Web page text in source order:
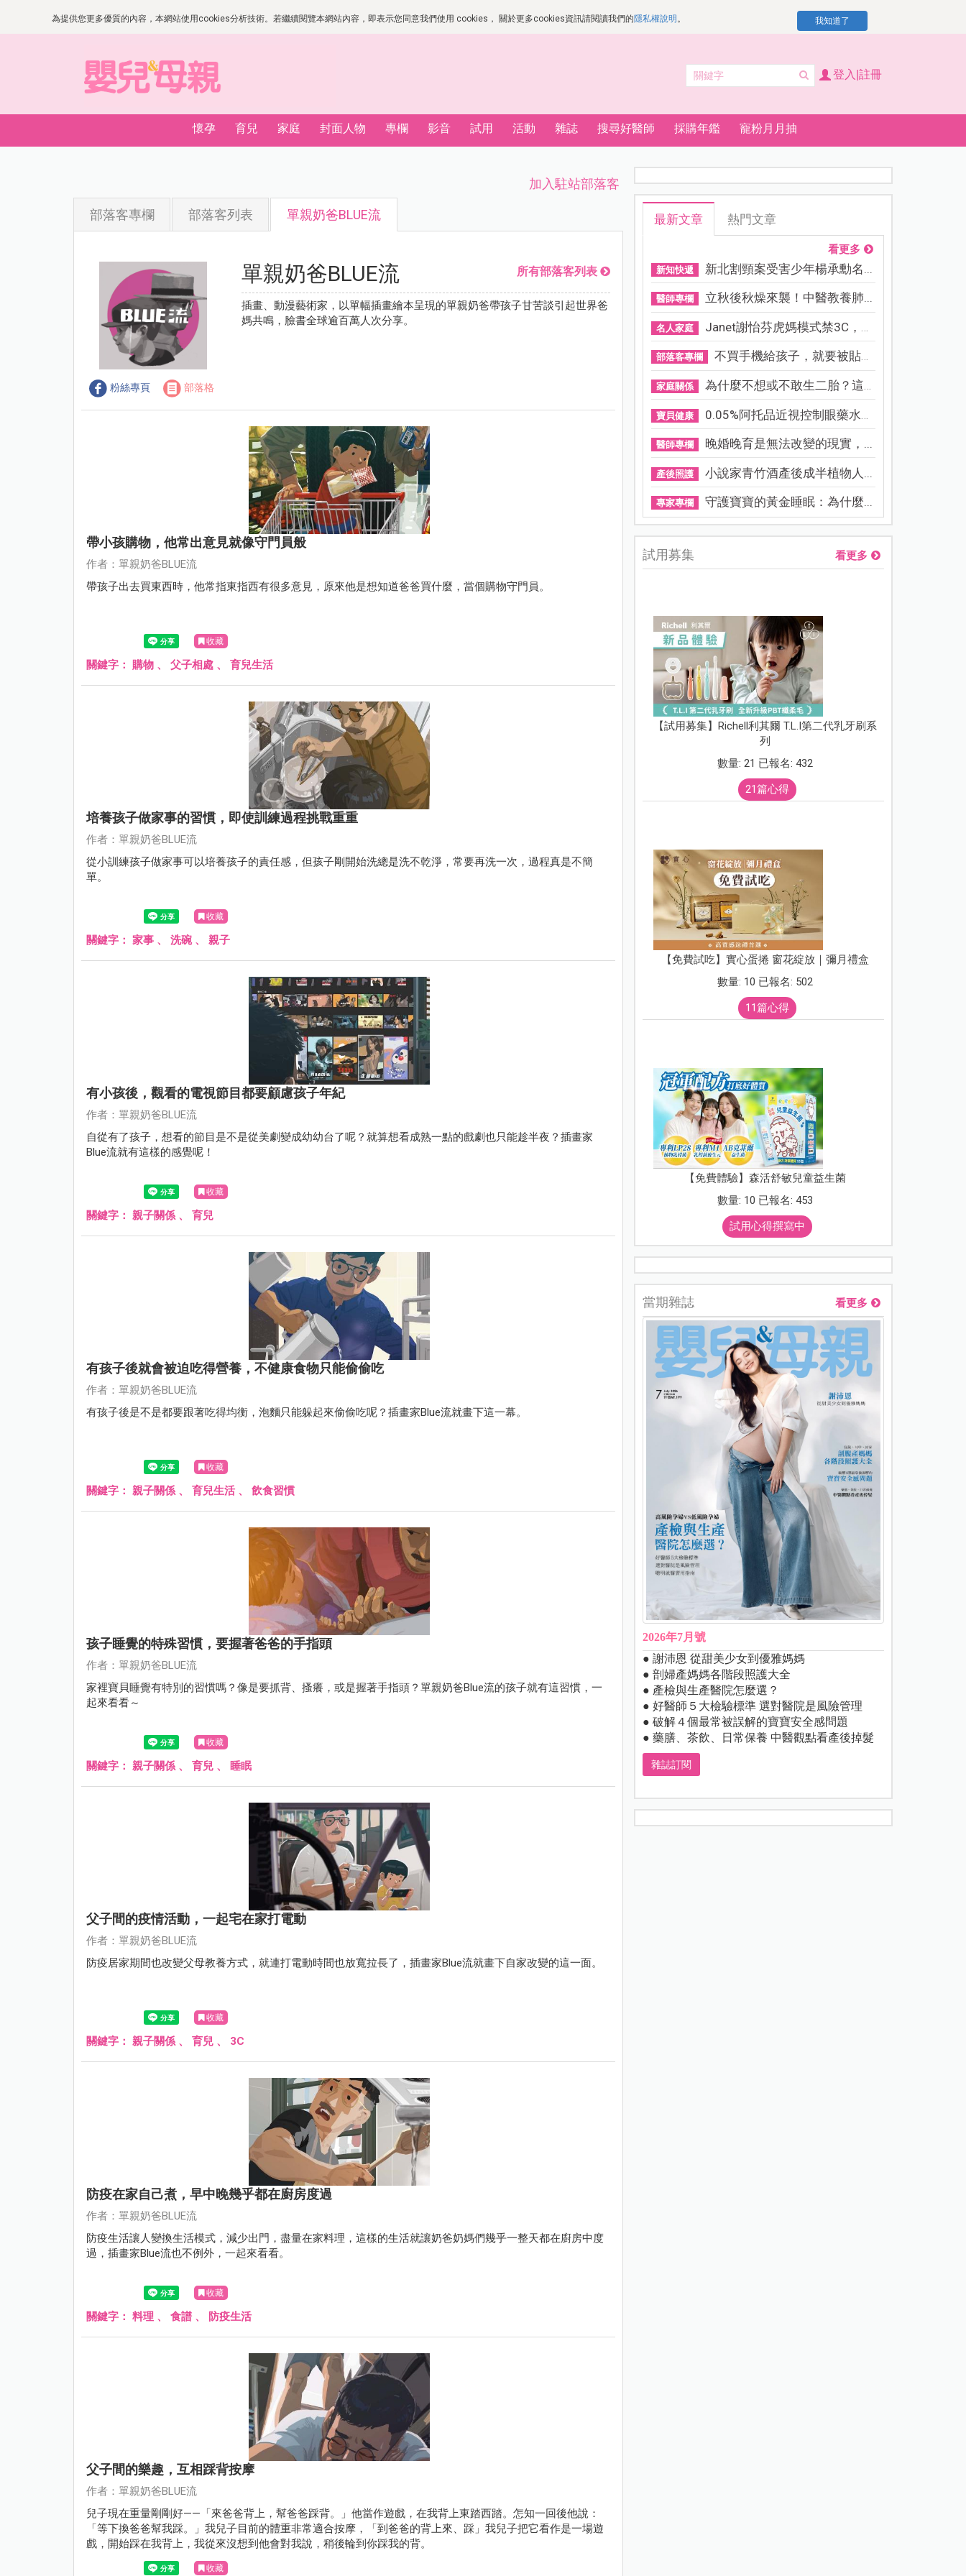
為提供您更多優質的內容，本網站使用cookies分析技術。若繼續閱覽本網站內容，即表示您同意我們使用 cookies， 關於更多cookies資訊請閱讀我們的隱私權說明 。 我知道了
登入|註冊
懷孕 育兒 家庭 封面人物 專欄 影音 試用 活動 雜誌 搜尋好醫師 採購年鑑 寵粉月月抽
加入駐站部落客
部落客專欄 部落客列表 單親奶爸BLUE流
粉絲專頁 部落格
單親奶爸BLUE流 所有部落客列表
插畫、動漫藝術家，以單幅插畫繪本呈現的單親奶爸帶孩子甘苦談引起世界爸
媽共鳴，臉書全球逾百萬人次分享。
帶小孩購物，他常出意見就像守門員般
作者：單親奶爸BLUE流
帶孩子出去買東西時，他常指東指西有很多意見，原來他是想知道爸爸買什麼，當個購物守門員。
收藏
關鍵字： 購物 、 父子相處 、 育兒生活
培養孩子做家事的習慣，即使訓練過程挑戰重重
作者：單親奶爸BLUE流
從小訓練孩子做家事可以培養孩子的責任感，但孩子剛開始洗總是洗不乾淨，常要再洗一次，過程真是不簡
單。
收藏
關鍵字： 家事 、 洗碗 、 親子
有小孩後，觀看的電視節目都要顧慮孩子年紀
作者：單親奶爸BLUE流
自從有了孩子，想看的節目是不是從美劇變成幼幼台了呢？就算想看成熟一點的戲劇也只能趁半夜？插畫家
Blue流就有這樣的感覺呢！
收藏
關鍵字： 親子關係 、 育兒
有孩子後就會被迫吃得營養，不健康食物只能偷偷吃
作者：單親奶爸BLUE流
有孩子後是不是都要跟著吃得均衡，泡麵只能躲起來偷偷吃呢？插畫家Blue流就畫下這一幕。
收藏
關鍵字： 親子關係 、 育兒生活、 飲食習慣
孩子睡覺的特殊習慣，要握著爸爸的手指頭
作者：單親奶爸BLUE流
家裡寶貝睡覺有特別的習慣嗎？像是要抓背、搔癢，或是握著手指頭？單親奶爸Blue流的孩子就有這習慣，一
起來看看～
收藏
關鍵字： 親子關係 、 育兒 、 睡眠
父子間的疫情活動，一起宅在家打電動
作者：單親奶爸BLUE流
防疫居家期間也改變父母教養方式，就連打電動時間也放寬拉長了，插畫家Blue流就畫下自家改變的這一面。
收藏
關鍵字： 親子關係 、 育兒 、 3C
防疫在家自己煮，早中晚幾乎都在廚房度過
作者：單親奶爸BLUE流
防疫生活讓人變換生活模式，減少出門，盡量在家料理，這樣的生活就讓奶爸奶媽們幾乎一整天都在廚房中度
過，插畫家Blue流也不例外，一起來看看。
收藏
關鍵字： 料理 、 食譜 、 防疫生活
父子間的樂趣，互相踩背按摩
作者：單親奶爸BLUE流
兒子現在重量剛剛好——「來爸爸背上，幫爸爸踩背。」他當作遊戲，在我背上東踏西踏。怎知一回後他說：
「等下換爸爸幫我踩。」我兒子目前的體重非常適合按摩，「到爸爸的背上來、踩」我兒子把它看作是一場遊
戲，開始踩在我背上，我從來沒想到他會對我說，稍後輪到你踩我的背。
收藏
最新文章 熱門文章
看更多
新知快遞 新北割頸案受害少年楊承勳名...
醫師專欄 立秋後秋燥來襲！中醫教養肺...
名人家庭 Janet謝怡芬虎媽模式禁3C，看...
部落客專欄 不買手機給孩子，就要被貼「...
家庭關係 為什麼不想或不敢生二胎？這8...
寶貝健康 0.05%阿托品近視控制眼藥水納...
醫師專欄 晚婚晚育是無法改變的現實，...
產後照護 小說家青竹酒產後成半植物人...
專家專欄 守護寶寶的黃金睡眠：為什麼...
試用募集 看更多
【試用募集】Richell利其爾 T.L.I第二代乳牙刷系
列
數量: 21 已報名: 432
21篇心得
【免費試吃】實心蛋捲 窗花綻放｜彌月禮盒
數量: 10 已報名: 502
11篇心得
【免費體驗】森活舒敏兒童益生菌
數量: 10 已報名: 453
試用心得撰寫中
當期雜誌 看更多
2026年7月號
● 謝沛恩 從甜美少女到優雅媽媽
● 剖婦產媽媽各階段照護大全
● 產檢與生產醫院怎麼選？
● 好醫師５大檢驗標準 選對醫院是風險管理
● 破解４個最常被誤解的寶寶安全感問題
● 藥膳、茶飲、日常保養 中醫觀點看產後掉髮
雜誌訂閱